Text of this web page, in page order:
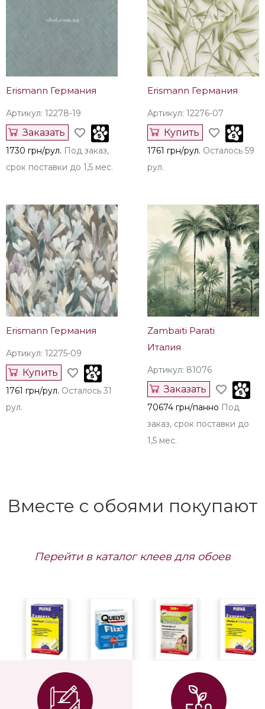
Erismann Германия
Артикул: 12278-19
Заказать
1730 грн/рул. Под заказ,
срок поставки до 1,5 мес.
Erismann Германия
Артикул: 12276-07
Купить
1761 грн/рул. Осталось 59
рул.
Erismann Германия
Артикул: 12275-09
Купить
1761 грн/рул. Осталось 31
рул.
Zambaiti Parati
Италия
Артикул: 81076
Заказать
70674 грн/панно Под
заказ, срок поставки до
1,5 мес.
Вместе с обоями покупают
Перейти в каталог клеев для обоев